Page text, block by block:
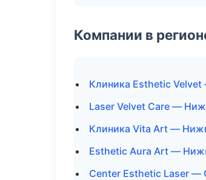
Компании в
Клиника Esthetic
Laser Velvet Care —
Клиника Vita Art —
Esthetic Aura Art —
Center Esthetic Laser —